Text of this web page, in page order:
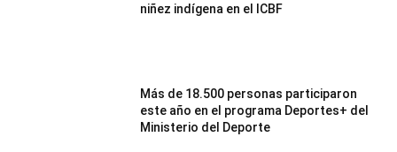
niñez indígena en el ICBF
Más de 18.500 personas participaron
este año en el programa Deportes+ del
Ministerio del Deporte